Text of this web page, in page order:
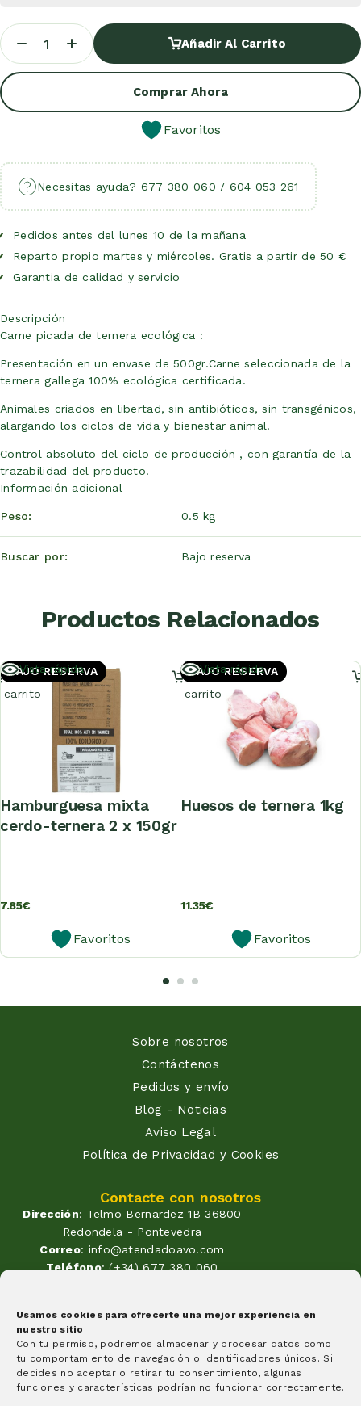
Usamos cookies para ofrecerte una mejor experiencia en
nuestro sitio .
Con tu permiso, podremos almacenar y procesar datos como
tu comportamiento de navegación o identificadores únicos. Si
decides no aceptar o retirar tu consentimiento, algunas
funciones y características podrían no funcionar correctamente.
Añadir Al Carrito
Comprar Ahora
Favoritos
Necesitas ayuda? 677 380 060 / 604 053 261
Pedidos antes del lunes 10 de la mañana
Reparto propio martes y miércoles. Gratis a partir de 50 €
Garantia de calidad y servicio
Descripción
Carne picada de ternera ecológica :
Presentación en un envase de 500gr.Carne seleccionada de la
ternera gallega 100% ecológica certificada.
Animales criados en libertad, sin antibióticos, sin transgénicos,
alargando los ciclos de vida y bienestar animal.
Control absoluto del ciclo de producción , con garantía de la
trazabilidad del producto.
Información adicional
Peso 0.5 kg
Buscar por Bajo reserva
Productos Relacionados
BAJO RESERVA
Vista rápida
hamburguesa mixta
cerdo-ternera 2 x 150gr
7.85€
Favoritos
Añadir
al
carrito
BAJO RESERVA
Vista rápida
huesos de ternera 1kg
11.35€
Favoritos
Añadir
al
carrito
Sobre nosotros
Contáctenos
Pedidos y envío
Blog - Noticias
Aviso Legal
Política de Privacidad y Cookies
Contacte con nosotros
Dirección: Telmo Bernardez 1B 36800
Redondela - Pontevedra
Correo: info@atendadoavo.com
Teléfono: (+34) 677 380 060
09:30 a 14:00 y de 17:00 a 20:00
Sabados de 09:30 a 14:00
Formas de pago